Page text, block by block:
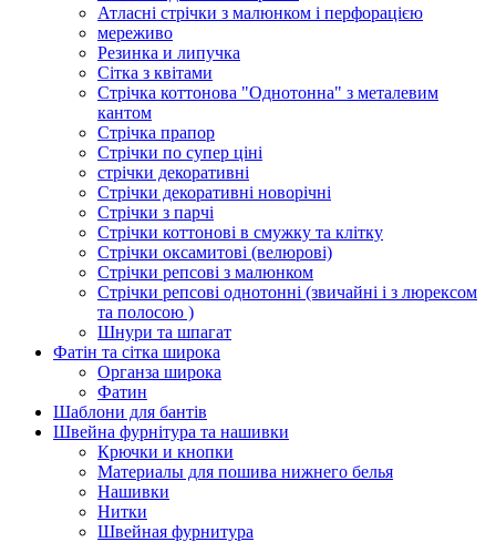
Атласні стрічки з малюнком і перфорацією
мереживо
Резинка и липучка
Сітка з квітами
Стрічка коттонова "Однотонна" з металевим
кантом
Стрічка прапор
Стрічки по супер ціні
стрічки декоративні
Стрічки декоративні новорічні
Стрічки з парчі
Стрічки коттонові в смужку та клітку
Стрічки оксамитові (велюрові)
Стрічки репсові з малюнком
Стрічки репсові однотонні (звичайні і з люрексом
та полосою )
Шнури та шпагат
Фатін та сітка широка
Органза широка
Фатин
Шаблони для бантів
Швейна фурнітура та нашивки
Крючки и кнопки
Материалы для пошива нижнего белья
Нашивки
Нитки
Швейная фурнитура